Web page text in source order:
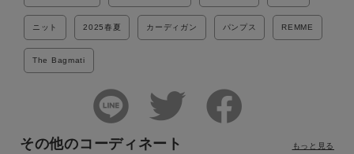
ニット 2025春夏 カーディガン パンプス REMME
The Bagmati
その他のコーディネート もっと見る